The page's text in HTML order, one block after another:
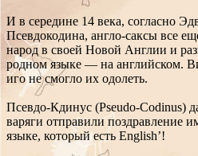
И в середине 14 века, согласно
Псевдокодина, англо-саксы все
народ в своей Новой Англии и
родном языке — на английском.
иго не смогло их одолеть.
Псевдо-Кдинус (Pseudo-Codinus)
варяги отправили поздравление
языке, который есть English’!